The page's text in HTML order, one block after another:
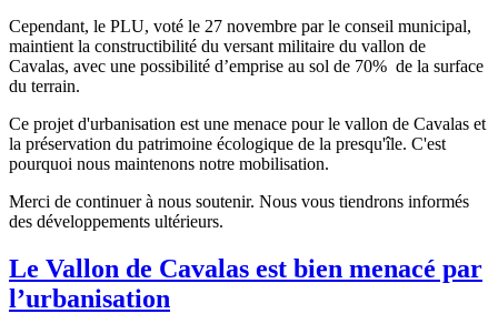
Cependant, le PLU, voté le 27 novembre par le conseil municipal,
maintient la constructibilité du versant militaire du vallon de
Cavalas, avec une possibilité d’emprise au sol de 70% de la surface
du terrain.
Ce projet d'urbanisation est une menace pour le vallon de Cavalas et
la préservation du patrimoine écologique de la presqu'île. C'est
pourquoi nous maintenons notre mobilisation.
Merci de continuer à nous soutenir. Nous vous tiendrons informés
des développements ultérieurs.
Le Vallon de Cavalas est bien menacé par
l’urbanisation